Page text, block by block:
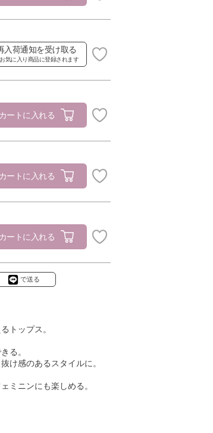
入荷通知を受け取る
気に入り商品に登録されます
カートに入れる
カートに入れる
カートに入れる
で送る
トップス。
る。
け感のあるスタイルに。
ミニンにも楽しめる。